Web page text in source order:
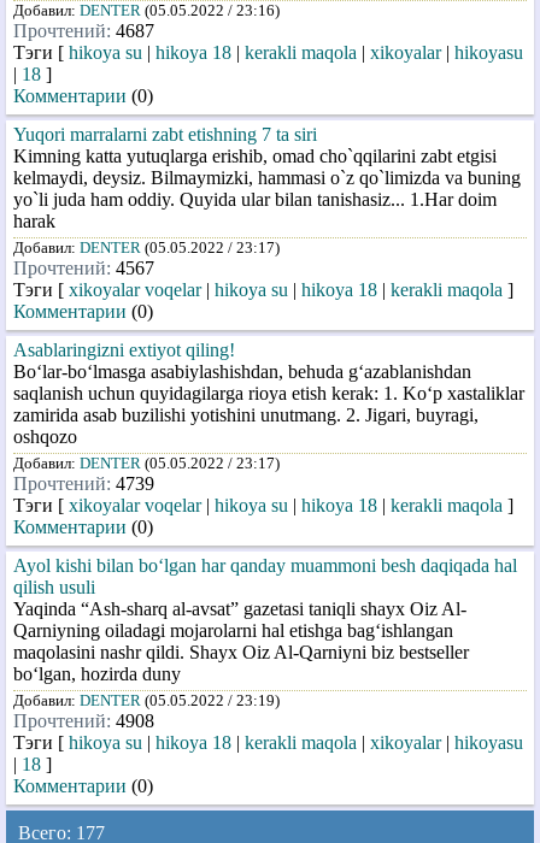
Добавил: DENTER (05.05.2022 / 23:16)
Прочтений: 4687
Тэги [ hikoya su | hikoya 18 | kerakli maqola | xikoyalar| hikoyasu
| 18 ]
Комментарии (0)
Yuqori marralarni zabt etishning 7 ta siri
Kimning katta yutuqlarga erishib, omad cho`qqilarini zabt etgisi
kelmaydi, deysiz. Bilmaymizki, hammasi o`z qo`limizda va buning
yo`li juda ham oddiy. Quyida ular bilan tanishasiz... 1.Har doim
harak
Добавил: DENTER (05.05.2022 / 23:17)
Прочтений: 4567
Тэги [ xikoyalar voqelar| hikoya su | hikoya 18 | kerakli maqola ]
Комментарии (0)
Asablaringizni extiyot qiling!
Bo‘lar-bo‘lmasga asabiylashishdan, behuda g‘azablanishdan
saqlanish uchun quyidagilarga rioya etish kerak: 1. Ko‘p xastaliklar
zamirida asab buzilishi yotishini unutmang. 2. Jigari, buyragi,
oshqozo
Добавил: DENTER (05.05.2022 / 23:17)
Прочтений: 4739
Тэги [ xikoyalar voqelar| hikoya su | hikoya 18 | kerakli maqola ]
Комментарии (0)
Ayol kishi bilan bo‘lgan har qanday muammoni besh daqiqada hal
qilish usuli
Yaqinda “Ash-sharq al-avsat” gazetasi taniqli shayx Oiz Al-
Qarniyning oiladagi mojarolarni hal etishga bag‘ishlangan
maqolasini nashr qildi. Shayx Oiz Al-Qarniyni biz bestseller
bo‘lgan, hozirda duny
Добавил: DENTER (05.05.2022 / 23:19)
Прочтений: 4908
Тэги [ hikoya su | hikoya 18 | kerakli maqola | xikoyalar| hikoyasu
| 18 ]
Комментарии (0)
Всего: 177